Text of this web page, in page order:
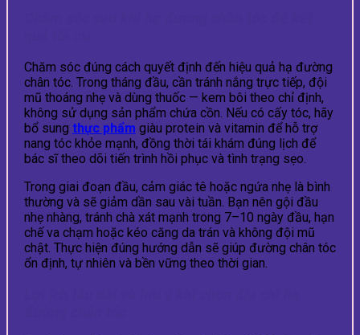
Chăm sóc đúng cách quyết định đến hiệu quả hạ đường
chân tóc. Trong tháng đầu, cần tránh nắng trực tiếp, đội
mũ thoáng nhẹ và dùng thuốc — kem bôi theo chỉ định,
không sử dụng sản phẩm chứa cồn. Nếu có cấy tóc, hãy
bổ sung thực phẩm giàu protein và vitamin để hỗ trợ
nang tóc khỏe mạnh, đồng thời tái khám đúng lịch để
bác sĩ theo dõi tiến trình hồi phục và tình trạng sẹo.
Trong giai đoạn đầu, cảm giác tê hoặc ngứa nhẹ là bình
thường và sẽ giảm dần sau vài tuần. Bạn nên gội đầu
nhẹ nhàng, tránh chà xát mạnh trong 7–10 ngày đầu, hạn
chế va chạm hoặc kéo căng da trán và không đội mũ
chật. Thực hiện đúng hướng dẫn sẽ giúp đường chân tóc
ổn định, tự nhiên và bền vững theo thời gian.